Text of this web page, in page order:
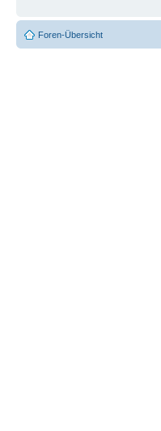
Foren-Übersicht